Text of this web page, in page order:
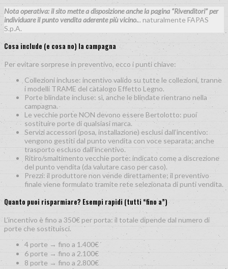
Nota operativa: il sito mette a disposizione anche la pagina “Rivenditori” per
individuare il punto vendita aderente più vicino... naturalmente FAPAS
S.p.A.
Cosa include (e cosa no) la campagna
Per evitare sorprese in preventivo, ecco i punti chiave:
Collezioni incluse: incentivo valido su tutte le collezioni, tranne
i modelli TRAME del catalogo Effetto Legno.
Porte blindate incluse: sì, anche le blindate rientrano nella
campagna.
Le vecchie porte NON devono essere Bertolotto: puoi
sostituire porte di qualsiasi marca.
Servizi accessori (posa, installazione) esclusi dall’incentivo:
vengono gestiti dal punto vendita con voce separata; anche
trasporto escluso dall’incentivo.
Ritiro/smaltimento vecchie porte: indicato come a discrezione
del punto vendita (da valutare caso per caso).
Prezzi: il produttore non vende direttamente; il preventivo
finale viene formulato tramite rete selezionata di punti vendita.
Quanto puoi risparmiare? Esempi rapidi (tutti “fino a”)
L’incentivo è fino a 350€ per porta: il totale dipende dal numero di
porte che sostituisci.
4 porte → fino a 1.400€
6 porte → fino a 2.100€
8 porte → fino a 2.800€